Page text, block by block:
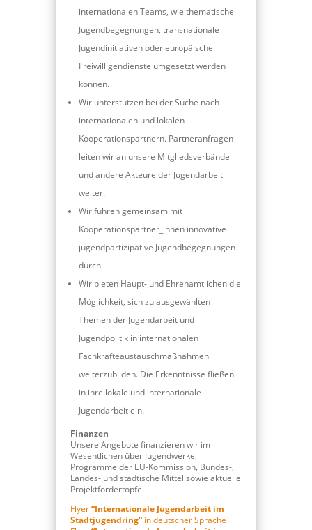
internationalen Teams, wie thematische
Jugendbegegnungen, transnationale
Jugendinitiativen oder europäische
Freiwilligendienste umgesetzt werden
können.
Wir unterstützen bei der Suche nach
internationalen und lokalen
Kooperationspartnern. Partneranfragen
leiten wir an unsere Mitgliedsverbände
und andere Akteure der Jugendarbeit
weiter.
Wir führen gemeinsam mit
Kooperationspartner_innen innovative
jugendpartizipative Jugendbegegnungen
durch.
Wir bieten Haupt- und Ehrenamtlichen die
Möglichkeit, sich zu ausgewählten
Themen der Jugendarbeit und
Jugendpolitik in internationalen
Fachkräfteaustauschmaßnahmen
weiterzubilden. Die Erkenntnisse fließen
in ihre lokale und internationale
Jugendarbeit ein.
Finanzen
Unsere Angebote finanzieren wir im
Wesentlichen über Jugendwerke,
Programme der EU-Kommission, Bundes-,
Landes- und städtische Mittel sowie aktuelle
Projektfördertöpfe.
Flyer“Internationale Jugendarbeit im
Stadtjugendring“in deutscher Sprache